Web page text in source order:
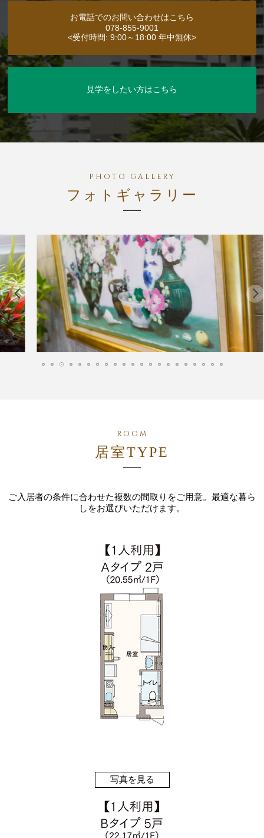
お電話でのお問い合わせはこちら
078-855-9001
<受付時間: 9:00～18:00 年中無休>
見学をしたい方はこちら
フォトギャラリー
居室TYPE
ご入居者の条件に合わせた複数の間取りをご用意。最適な暮ら
しをお選びいただけます。
写真を見る